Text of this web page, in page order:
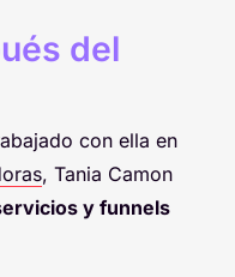
del
con ella en
, Tania Camon
y funnels